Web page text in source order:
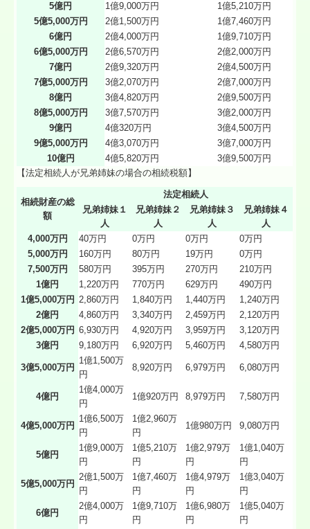
5億円
1億9,000万円
1億5,210万円
5億5,000万円
2億1,500万円
1億7,460万円
6億円
2億4,000万円
1億9,710万円
6億5,000万円
2億6,570万円
2億2,000万円
7億円
2億9,320万円
2億4,500万円
7億5,000万円
3億2,070万円
2億7,000万円
8億円
3億4,820万円
2億9,500万円
8億5,000万円
3億7,570万円
3億2,000万円
9億円
4億320万円
3億4,500万円
9億5,000万円
4億3,070万円
3億7,000万円
10億円
4億5,820万円
3億9,500万円
【法定相続人が兄弟姉妹の場合の相続税額】
相続財産の総
額
法定相続人
兄弟姉妹１
人
兄弟姉妹２
人
兄弟姉妹３
人
兄弟姉妹４
人
4,000万円
40万円 0万円 0万円
0万円
5,000万円
160万円 80万円 19万円
0万円
7,500万円
580万円 395万円 270万円
210万円
1億円
1,220万円 770万円 629万円
490万円
1億5,000万円 2,860万円 1,840万円 1,440万円
1,240万円
2億円
4,860万円 3,340万円 2,459万円
2,120万円
2億5,000万円 6,930万円 4,920万円 3,959万円
3,120万円
3億円
9,180万円 6,920万円 5,460万円 4,580万円
3億5,000万円
1億1,500万
円
8,920万円 6,979万円 6,080万円
4億円
1億4,000万
円
1億920万円 8,979万円 7,580万円
4億5,000万円
1億6,500万
円
1億2,960万
円
1億980万円 9,080万円
5億円
1億9,000万
円
1億5,210万
円
1億2,979万
円
1億1,040万
円
5億5,000万円
2億1,500万
円
1億7,460万
円
1億4,979万
円
1億3,040万
円
6億円
2億4,000万
円
1億9,710万
円
1億6,980万
円
1億5,040万
円